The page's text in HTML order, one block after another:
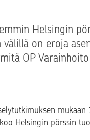
Helsingin
on eroja
OP
Helsingin pörssin